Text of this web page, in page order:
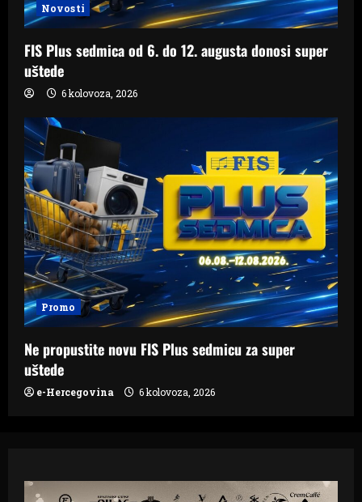
Novosti
FIS Plus sedmica od 6. do 12. augusta donosi super
uštede
6 kolovoza, 2026
Promo
Ne propustite novu FIS Plus sedmicu za super
uštede
e-Hercegovina 6 kolovoza, 2026